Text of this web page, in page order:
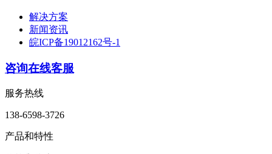
解决方案
新闻资讯
皖ICP备19012162号-1
咨询在线客服
服务热线
138-6598-3726
产品和特性